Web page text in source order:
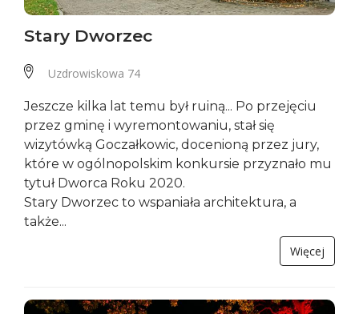
Stary Dworzec
Uzdrowiskowa 74
Jeszcze kilka lat temu był ruiną... Po przejęciu
przez gminę i wyremontowaniu, stał się
wizytówką Goczałkowic, docenioną przez jury,
które w ogólnopolskim konkursie przyznało mu
tytuł Dworca Roku 2020.
Stary Dworzec to wspaniała architektura, a
także...
Więcej